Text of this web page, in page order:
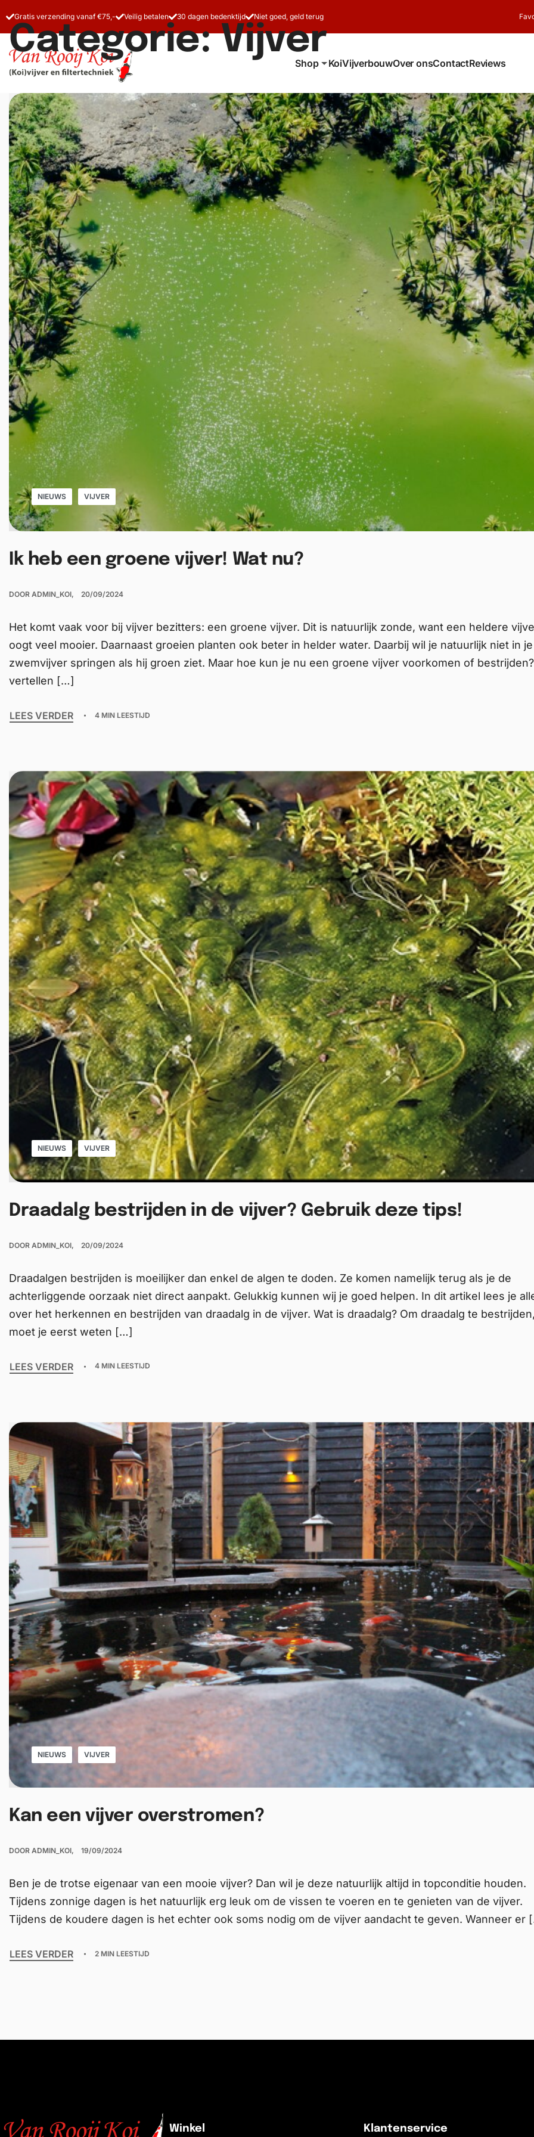
Gratis verzending vanaf €75,- Veilig betalen 30 dagen bedenktijd Niet goed, geld terug
Shop KoiVijverbouwOver onsContactReviews
Categorie:Vijver
NIEUWS VIJVER
Ik heb een groene vijver! Wat nu?
DOOR ADMIN_KOI 20/09/2024
Het komt vaak voor bij vijver bezitters: een groene vijver. Dit is natuurlijk zonde, want een heldere
oogt veel mooier. Daarnaast groeien planten ook beter in helder water. Daarbij wil je natuurlijk niet in je
zwemvijver springen als hij groen ziet. Maar hoe kun je nu een groene vijver voorkomen of
vertellen […]
LEES VERDER 4 MIN LEESTIJD
NIEUWS VIJVER
Draadalg bestrijden in de vijver? Gebruik deze tips!
DOOR ADMIN_KOI 20/09/2024
Draadalgen bestrijden is moeilijker dan enkel de algen te doden. Ze komen namelijk terug als je de
achterliggende oorzaak niet direct aanpakt. Gelukkig kunnen wij je goed helpen. In dit artikel lees je
over het herkennen en bestrijden van draadalg in de vijver. Wat is draadalg? Om draadalg te
moet je eerst weten […]
LEES VERDER 4 MIN LEESTIJD
NIEUWS VIJVER
Kan een vijver overstromen?
DOOR ADMIN_KOI 19/09/2024
Ben je de trotse eigenaar van een mooie vijver? Dan wil je deze natuurlijk altijd in topconditie houden.
Tijdens zonnige dagen is het natuurlijk erg leuk om de vissen te voeren en te genieten van de vijver.
Tijdens de koudere dagen is het echter ook soms nodig om de vijver aandacht te geven. Wanneer er
LEES VERDER 2 MIN LEESTIJD
Winkel Klantenservice